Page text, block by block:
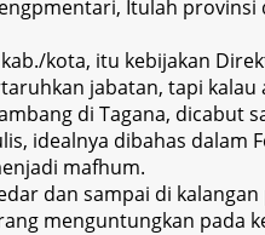
Itulah
kota, itu kebijakan
jabatan, tapi
di Tagana, dicabut
idealnya dibahas
mafhum.
dan sampai di
menguntungkan pada